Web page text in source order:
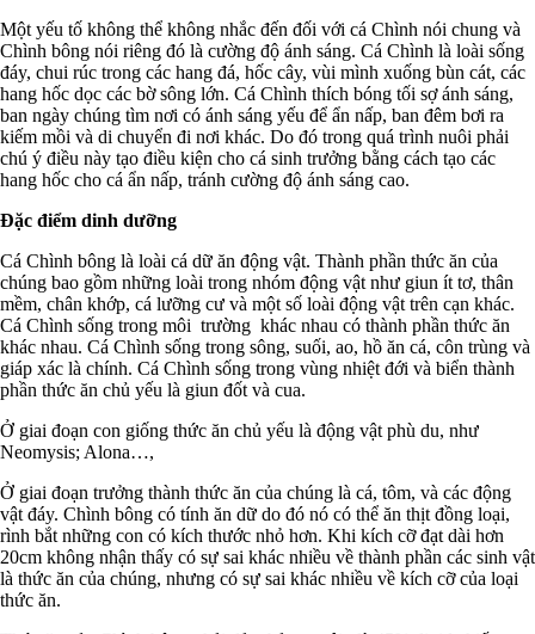
Một yếu tố không thể không nhắc đến đối với cá Chình nói chung và
Chình bông nói riêng đó là cường độ ánh sáng. Cá Chình là loài sống
đáy, chui rúc trong các hang đá, hốc cây, vùi mình xuống bùn cát, các
hang hốc dọc các bờ sông lớn. Cá Chình thích bóng tối sợ ánh sáng,
ban ngày chúng tìm nơi có ánh sáng yếu để ẩn nấp, ban đêm bơi ra
kiếm mồi và di chuyển đi nơi khác. Do đó trong quá trình nuôi phải
chú ý điều này tạo điều kiện cho cá sinh trưởng bằng cách tạo các
hang hốc cho cá ẩn nấp, tránh cường độ ánh sáng cao.
Đặc điểm dinh dưỡng
Cá Chình bông là loài cá dữ ăn động vật. Thành phần thức ăn của
chúng bao gồm những loài trong nhóm động vật như giun ít tơ, thân
mềm, chân khớp, cá lưỡng cư và một số loài động vật trên cạn khác.
Cá Chình sống trong môi trường khác nhau có thành phần thức ăn
khác nhau. Cá Chình sống trong sông, suối, ao, hồ ăn cá, côn trùng và
giáp xác là chính. Cá Chình sống trong vùng nhiệt đới và biển thành
phần thức ăn chủ yếu là giun đốt và cua.
Ở giai đoạn con giống thức ăn chủ yếu là động vật phù du, như
Neomysis; Alona…,
Ở giai đoạn trưởng thành thức ăn của chúng là cá, tôm, và các động
vật đáy. Chình bông có tính ăn dữ do đó nó có thể ăn thịt đồng loại,
rình bắt những con có kích thước nhỏ hơn. Khi kích cỡ đạt dài hơn
20cm không nhận thấy có sự sai khác nhiều về thành phần các sinh vật
là thức ăn của chúng, nhưng có sự sai khác nhiều về kích cỡ của loại
thức ăn.